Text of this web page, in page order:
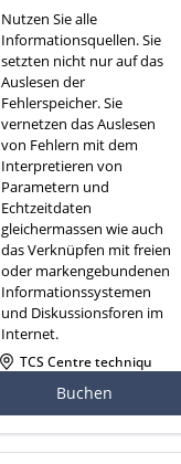
otor (F)
Nutzen Sie alle
Informationsquellen. Sie
setzten nicht nur auf das
Auslesen der
Fehlerspeicher. Sie
vernetzen das Auslesen
von Fehlern mit dem
Interpretieren von
Parametern und
Echtzeitdaten
gleichermassen wie auch
das Verknüpfen mit freien
oder markengebundenen
Informationssystemen
und Diskussionsforen im
Internet.
TCS Centre techniqu
Dizy 4, 1304 Cossonay
Buchen